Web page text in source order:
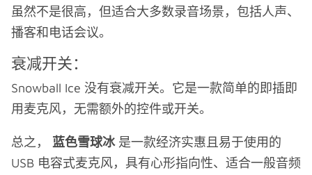
虽然不是很高，但适合大多数录音场景，包括人声、
播客和电话会议。
衰减开关：
Snowball Ice 没有衰减开关。它是一款简单的即插即
用麦克风，无需额外的控件或开关。
总之， 蓝色雪球冰是一款经济实惠且易于使用的
USB 电容式麦克风，具有心形指向性、适合一般音频